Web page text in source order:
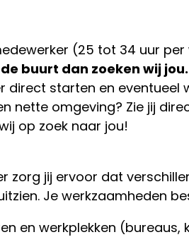
(25 tot 34 uur per
buurt dan zoeken wij jou.
direct starten en eventueel
nette omgeving? Zie jij
op zoek naar jou!
zorg jij ervoor dat
Je werkzaamheden
en werkplekken